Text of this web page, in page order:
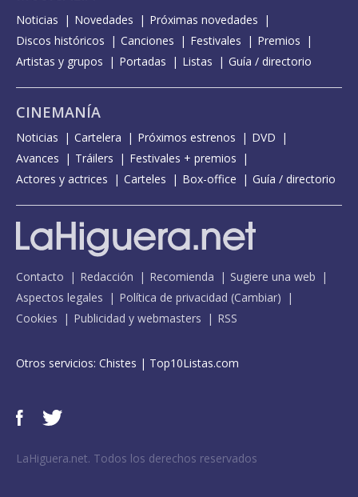
Noticias Novedades
Próximas novedades
Discos históricos
Canciones Festivales
Premios
Artistas y grupos
Portadas Listas Guía / directorio
CINEMANÍA
Noticias Cartelera Próximos estrenos
DVD
Avances
Tráilers
Festivales + premios
Actores y actrices
Carteles Box-office Guía / directorio
Contacto Redacción Recomienda
Sugiere una web
Aspectos legales
Política de privacidad (Cambiar)
Cookies
Publicidad y webmasters RSS
Otros servicios: Chistes | Top10Listas.com
LaHiguera.net. Todos los derechos reservados